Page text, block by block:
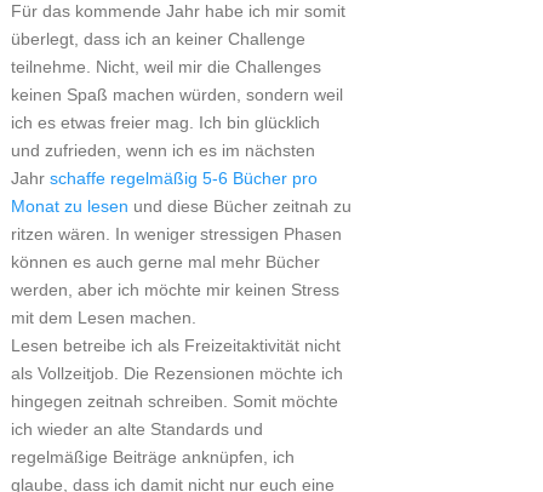
Für das kommende Jahr habe ich mir somit
überlegt, dass ich an keiner Challenge
teilnehme. Nicht, weil mir die Challenges
keinen Spaß machen würden, sondern weil
ich es etwas freier mag. Ich bin glücklich
und zufrieden, wenn ich es im nächsten
Jahr schaffe regelmäßig 5-6 Bücher pro
Monat zu lesen und diese Bücher zeitnah zu
ritzen wären. In weniger stressigen Phasen
können es auch gerne mal mehr Bücher
werden, aber ich möchte mir keinen Stress
mit dem Lesen machen.
Lesen betreibe ich als Freizeitaktivität nicht
als Vollzeitjob. Die Rezensionen möchte ich
hingegen zeitnah schreiben. Somit möchte
ich wieder an alte Standards und
regelmäßige Beiträge anknüpfen, ich
glaube, dass ich damit nicht nur euch eine